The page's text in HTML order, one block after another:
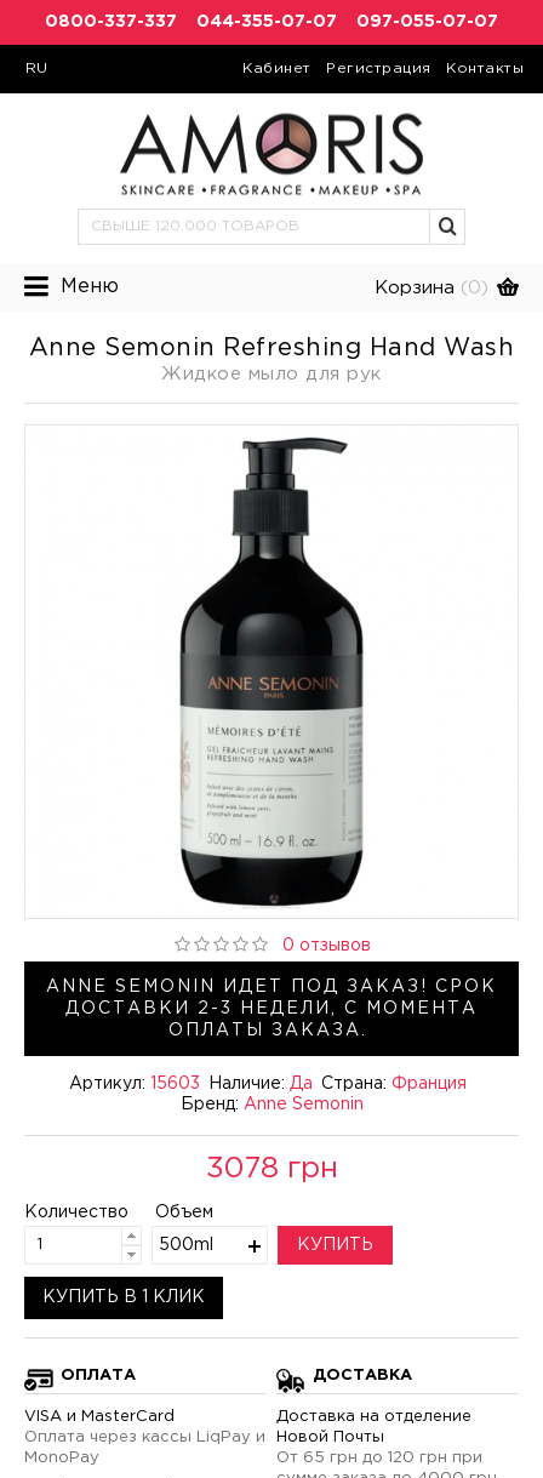
0800-337-337 044-355-07-07 097-055-07-07
RU Кабинет Регистрация Контакты
Меню Корзина (0)
Anne Semonin Refreshing Hand Wash
Жидкое мыло для рук
ANNE SEMONIN ИДЕТ ПОД ЗАКАЗ! СРОК
ДОСТАВКИ 2-3 НЕДЕЛИ, С МОМЕНТА
ОПЛАТЫ ЗАКАЗА.
Артикул: 15603 Наличие: Да Страна: Франция
Бренд: Anne Semonin
0 отзывов
3078 грн
Количество Объем
500ml КУПИТЬ
КУПИТЬ В 1 КЛИК
ОПЛАТА
VISA и MasterCard
Оплата через кассы LiqPay и
MonoPay
ДОСТАВКА
Доставка на отделение
Новой Почты
От 65 грн до 120 грн при